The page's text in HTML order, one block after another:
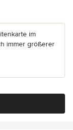
im
immer größerer